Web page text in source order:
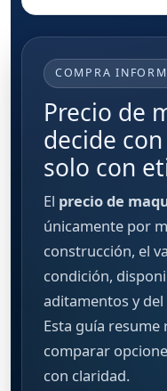
COMPRA
Precio de
decide
solo con
El precio de
únicamente por
construcción, el
condición,
aditamentos y
Esta guía resume
comparar
con claridad.